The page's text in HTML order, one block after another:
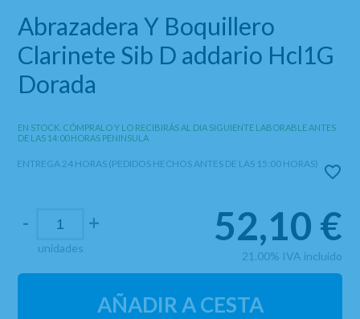
Abrazadera Y Boquillero
Clarinete Sib D addario Hcl1G
Dorada
EN STOCK. CÓMPRALO Y LO RECIBIRÁS AL DIA SIGUIENTE LABORABLE ANTES
DE LAS 14:00 HORAS PENINSULA
ENTREGA 24 HORAS (PEDIDOS HECHOS ANTES DE LAS 15:00 HORAS)
-
unidades
+ 52,10 €
21.00% IVA incluido
AÑADIR A CESTA